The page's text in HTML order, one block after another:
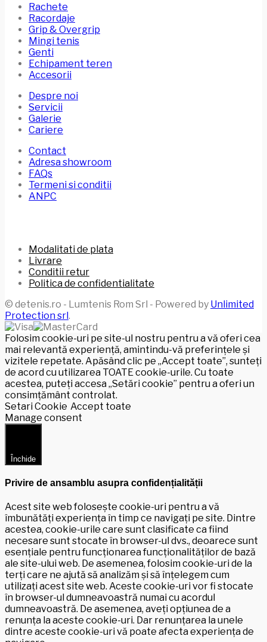
Rachete
Racordaje
Grip & Overgrip
Mingi tenis
Genti
Echipament teren
Accesorii
Despre noi
Servicii
Galerie
Cariere
Contact
Adresa showroom
FAQs
Termeni si conditii
ANPC
Modalitati de plata
Livrare
Conditii retur
Politica de confidentialitate
© detenis.ro - Lumtenis Rom Srl - Powered by Unlimited
Protection srl.
Folosim cookie-uri pe site-ul nostru pentru a vă oferi cea
mai relevantă experiență, amintindu-vă preferințele și
vizitele repetate. Apăsând clic pe „Accept toate”, sunteți
de acord cu utilizarea TOATE cookie-urile. Cu toate
acestea, puteți accesa „Setări cookie” pentru a oferi un
consimțământ controlat.
Setari Cookie Accept toate
Manage consent
Închide
Privire de ansamblu asupra confidențialității
Acest site web folosește cookie-uri pentru a vă
îmbunătăți experiența în timp ce navigați pe site. Dintre
acestea, cookie-urile care sunt clasificate ca fiind
necesare sunt stocate în browser-ul dvs., deoarece sunt
esențiale pentru funcționarea funcționalităților de bază
ale site-ului web. De asemenea, folosim cookie-uri de la
terți care ne ajută să analizăm și să înțelegem cum
utilizați acest site web. Aceste cookie-uri vor fi stocate
în browser-ul dumneavoastră numai cu acordul
dumneavoastră. De asemenea, aveți opțiunea de a
renunța la aceste cookie-uri. Dar renunțarea la unele
dintre aceste cookie-uri vă poate afecta experiența de